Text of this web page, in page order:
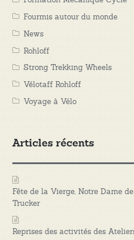
Fourmis autour du monde
News
Rohloff
Strong Trekking Wheels
Vélotaff Rohloff
Voyage à Vélo
Articles récents
Fête de la Vierge, Notre Dame
Trucker
Reprises des activités des